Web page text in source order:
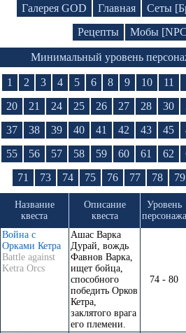
Галерея GOD Главная Сеты
Рецепты
Мобы
Минимальный уровень
1 2 3 4 5 6 8 9 10 11
20
21 24 25 26 27 28 30
37
38 39 40 41 42 43 45
55
56 57 58 59 60 61 62
71
73 74 75 76 77 78 79
Название
квеста
Описание
квеста
Уровень
персонажа
Война с
Орками Кетра
Battle against
Ketra Orcs
Ашас Варка
Дурай, вождь
Фавнов Варка,
ищет бойца,
способного
победить Орков
Кетра,
заклятого врага
его племени.
74 - 80